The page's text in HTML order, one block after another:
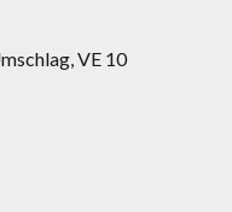
VE 10